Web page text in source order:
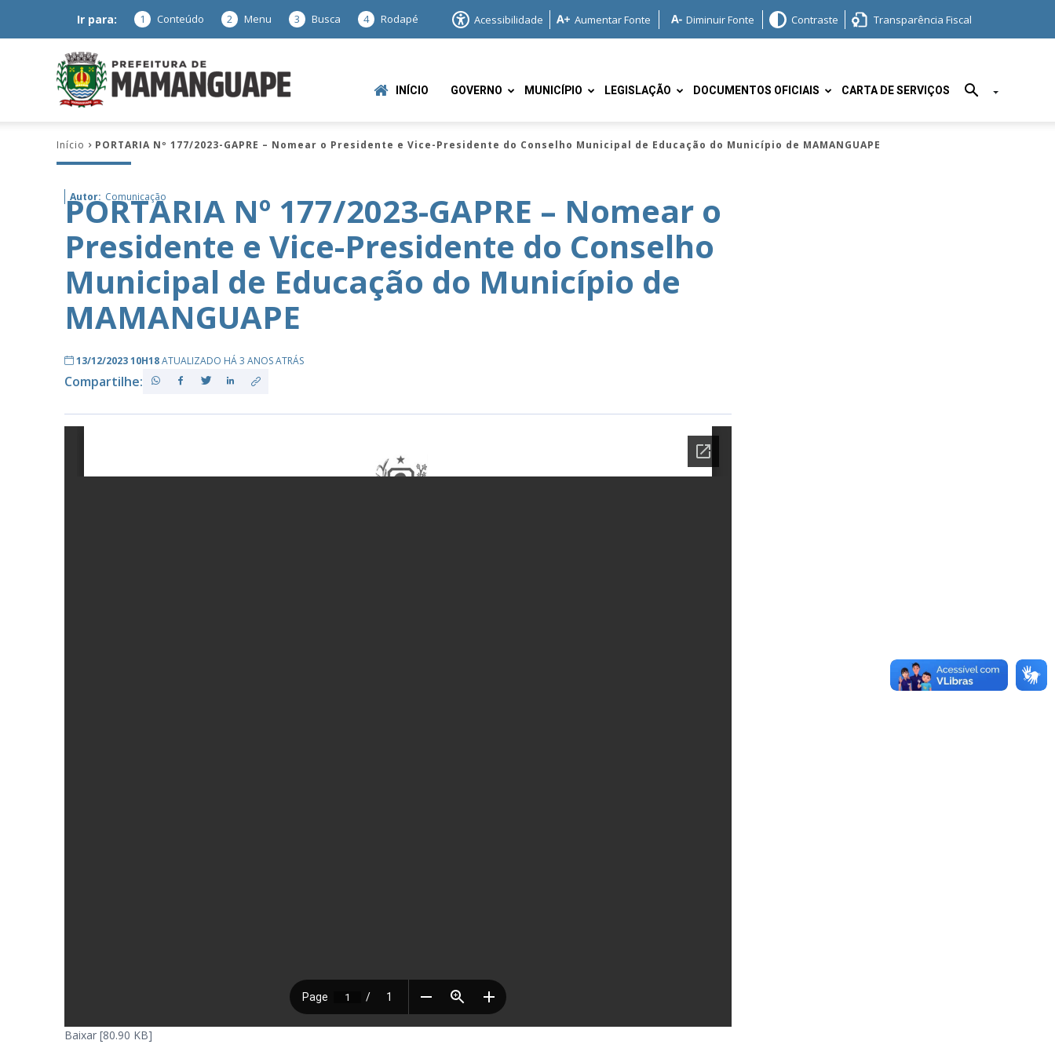
Ir para: 1 Conteúdo 2 Menu 3 Busca 4 Rodapé Acessibilidade Aumentar Fonte Diminuir Fonte Contraste Transparência Fiscal
Mamanguape
–
PB
INÍCIO GOVERNO MUNICÍPIO LEGISLAÇÃO DOCUMENTOS OFICIAIS CARTA DE SERVIÇOS
Início PORTARIA Nº 177/2023-GAPRE – Nomear o Presidente e Vice-Presidente do Conselho Municipal de Educação do Município de MAMANGUAPE
Autor: Comunicação
PORTARIA Nº 177/2023-GAPRE – Nomear o
Presidente e Vice-Presidente do Conselho
Municipal de Educação do Município de
MAMANGUAPE
13/12/2023 10H18ATUALIZADO HÁ 3 ANOS ATRÁS
Compartilhe:
Baixar [80.90 KB]